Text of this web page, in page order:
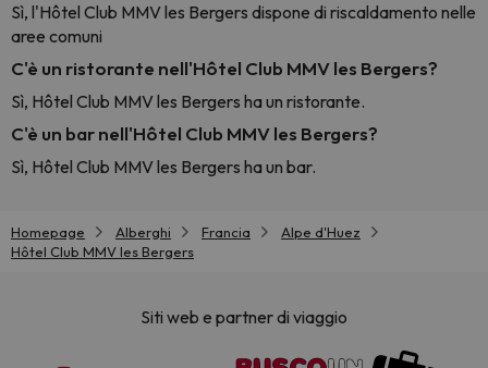
Sì, l'Hôtel Club MMV les Bergers dispone di riscaldamento nelle
aree comuni
C'è un ristorante nell'Hôtel Club MMV les Bergers?
Sì, Hôtel Club MMV les Bergers ha un ristorante.
C'è un bar nell'Hôtel Club MMV les Bergers?
Sì, Hôtel Club MMV les Bergers ha un bar.
Homepage Alberghi Francia
Alpe d'Huez
Hôtel Club MMV les Bergers
Siti web e partner di viaggio